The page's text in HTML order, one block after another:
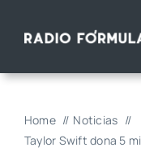
Home
Noticias
Taylor Swift dona 5